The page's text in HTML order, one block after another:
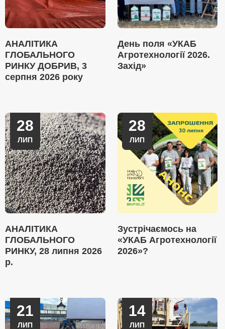
АНАЛІТИКА
ГЛОБАЛЬНОГО
РИНКУ ДОБРИВ, 3
серпня 2026 року
День поля «УКАБ
Агротехнології 2026.
Захід»
28
ЛИП
АНАЛІТИКА
ГЛОБАЛЬНОГО
РИНКУ, 28 липня 2026
р.
28
ЛИП
Зустрічаємось на
«УКАБ Агротехнології
2026»?
21
ЛИП
14
ЛИП